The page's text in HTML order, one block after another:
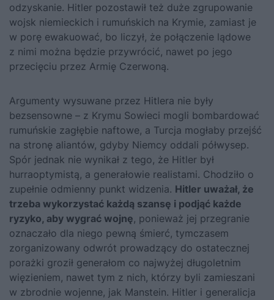
odzyskanie. Hitler pozostawił też duże zgrupowanie
wojsk niemieckich i rumuńskich na Krymie, zamiast je
w porę ewakuować, bo liczył, że połączenie lądowe
z nimi można będzie przywrócić, nawet po jego
przecięciu przez Armię Czerwoną.
Argumenty wysuwane przez Hitlera nie były
bezsensowne – z Krymu Sowieci mogli bombardować
rumuńskie zagłębie naftowe, a Turcja mogłaby przejść
na stronę aliantów, gdyby Niemcy oddali półwysep.
Spór jednak nie wynikał z tego, że Hitler był
hurraoptymistą, a generałowie realistami. Chodziło o
zupełnie odmienny punkt widzenia. Hitler uważał, że
trzeba wykorzystać każdą szansę i podjąć każde
ryzyko, aby wygrać wojnę, ponieważ jej przegranie
oznaczało dla niego pewną śmierć, tymczasem
zorganizowany odwrót prowadzący do ostatecznej
porażki groził generałom co najwyżej długoletnim
więzieniem, nawet tym z nich, którzy byli zamieszani
w zbrodnie wojenne, jak Manstein. Hitler i generalicja